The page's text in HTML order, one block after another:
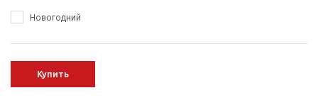
Новогодний
Купить